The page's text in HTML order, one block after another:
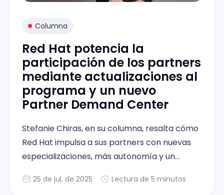
Columna
Red Hat potencia la
participación de los partners
mediante actualizaciones al
programa y un nuevo
Partner Demand Center
Stefanie Chiras, en su columna, resalta cómo
Red Hat impulsa a sus partners con nuevas
especializaciones, más autonomía y un
de marketing efectivas.
25 de jul. de 2025 Lectura de 5 minutos